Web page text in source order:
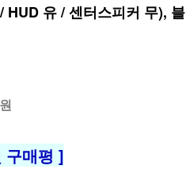
유 / 센터스피커 무), 블
구매평 ]